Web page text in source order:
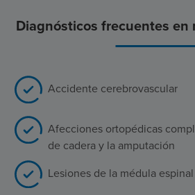
Diagnósticos frecuentes
Accidente cerebrovascular
Afecciones ortopédicas
de cadera y la amputación
Lesiones de la médula espinal